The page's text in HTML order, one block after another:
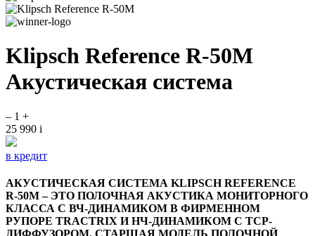
Klipsch Reference R-50M
Акустическая система
– 1 +
25 990 i
в кредит
АКУСТИЧЕСКАЯ СИСТЕМА KLIPSCH REFERENCE
R-50M – ЭТО ПОЛОЧНАЯ АКУСТИКА МОНИТОРНОГО
КЛАССА С ВЧ-ДИНАМИКОМ В ФИРМЕННОМ
РУПОРЕ TRACTRIX И НЧ-ДИНАМИКОМ С ТСP-